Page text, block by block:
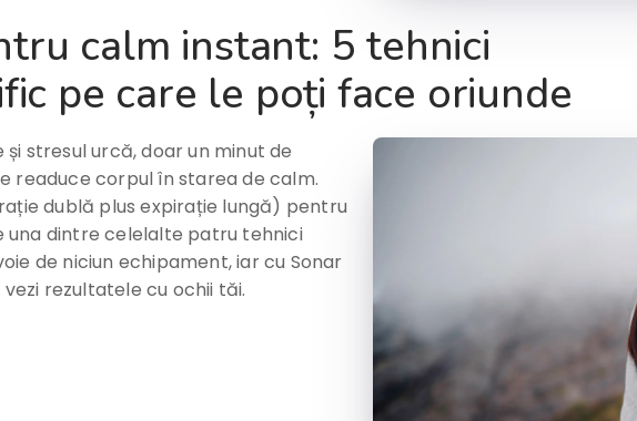
calm instant: 5 tehnici
pe care le poți face oriunde
stresul urcă, doar un minut de
readuce corpul în starea de calm.
dublă plus expirație lungă) pentru
una dintre celelalte patru tehnici
de niciun echipament, iar cu Sonar
rezultatele cu ochii tăi.